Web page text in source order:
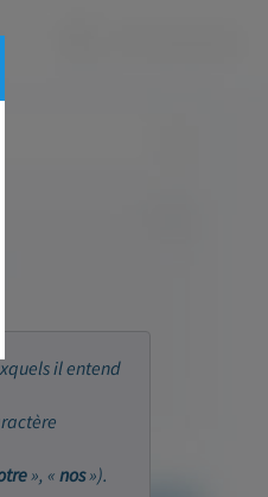
il entend
», « nos»).